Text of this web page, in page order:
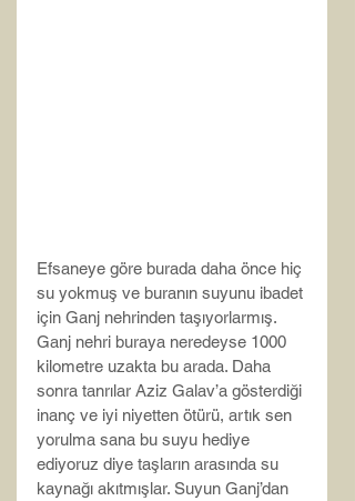
Efsaneye göre burada daha önce hiç
su yokmuş ve buranın suyunu ibadet
için Ganj nehrinden taşıyorlarmış.
Ganj nehri buraya neredeyse 1000
kilometre uzakta bu arada. Daha
sonra tanrılar Aziz Galav’a gösterdiği
inanç ve iyi niyetten ötürü, artık sen
yorulma sana bu suyu hediye
ediyoruz diye taşların arasında su
kaynağı akıtmışlar. Suyun Ganj’dan